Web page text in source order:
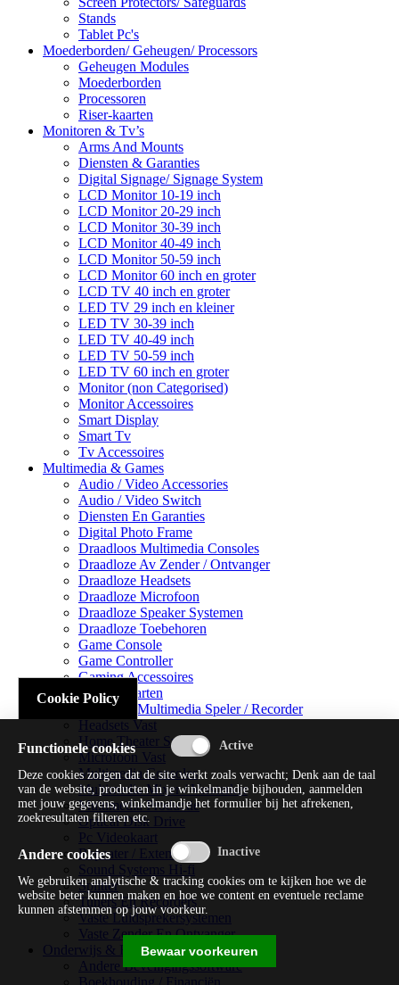
Stands
Tablet Pc's
Moederborden/ Geheugen/ Processors
Geheugen Modules
Moederborden
Processoren
Riser-kaarten
Monitoren & Tv’s
Arms And Mounts
Diensten & Garanties
Digital Signage/ Signage System
LCD Monitor 10-19 inch
LCD Monitor 20-29 inch
LCD Monitor 30-39 inch
LCD Monitor 40-49 inch
LCD Monitor 50-59 inch
LCD Monitor 60 inch en groter
LCD TV 40 inch en groter
LED TV 29 inch en kleiner
LED TV 30-39 inch
LED TV 40-49 inch
LED TV 50-59 inch
LED TV 60 inch en groter
Monitor (non Categorised)
Monitor Accessoires
Smart Display
Smart Tv
Tv Accessoires
Multimedia & Games
Audio / Video Accessories
Audio / Video Switch
Diensten En Garanties
Digital Photo Frame
Draadloos Multimedia Consoles
Draadloze Av Zender / Ontvanger
Draadloze Headsets
Draadloze Microfoon
Draadloze Speaker Systemen
Draadloze Toebehoren
Game Console
Game Controller
Gaming Accessoires
Geluidskaarten
Handheld Multimedia Speler / Recorder
Headsets Vast
Home Theater Systems
Microfoon Vast
Multimedia Consoles
Multimedia Mixer / Versterker
Multimedia Productie
Optical Disk Drive
Pc Videokaart
Repeater / Extender
Sound Systems Hi-fi
Splitter
Tuners En Recorders
Vaste Luidsprekersystemen
Vaste Zender En Ontvanger
Onderwijs & Recreatie
Andere Beveiligingssoftware
Cookie Policy
Functionele cookies
Deze cookies zorgen dat de site werkt zoals verwacht; Denk aan de taal
van de website, producten in je winkelmandje bijhouden, aanmelden
met jouw gegevens, winkelmandje het formulier bij het afrekenen,
zoekresultaten filteren etc.
Andere cookies
We gebruiken analytische & tracking cookies om te kijken hoe we de
website beter kunnen maken en hoe we content en eventuele reclame
kunnen afstemmen op jouw voorkeur.
Bewaar voorkeuren